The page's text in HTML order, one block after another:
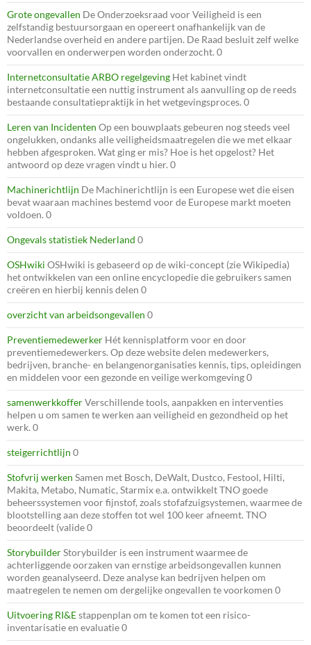
Grote ongevallen De Onderzoeksraad voor Veiligheid is een
zelfstandig bestuursorgaan en opereert onafhankelijk van de
Nederlandse overheid en andere partijen. De Raad besluit zelf welke
voorvallen en onderwerpen worden onderzocht. 0
Internetconsultatie ARBO regelgeving Het kabinet vindt
internetconsultatie een nuttig instrument als aanvulling op de reeds
bestaande consultatiepraktijk in het wetgevingsproces. 0
Leren van Incidenten Op een bouwplaats gebeuren nog steeds veel
ongelukken, ondanks alle veiligheidsmaatregelen die we met elkaar
hebben afgesproken. Wat ging er mis? Hoe is het opgelost? Het
antwoord op deze vragen vindt u hier. 0
Machinerichtlijn De Machinerichtlijn is een Europese wet die eisen
bevat waaraan machines bestemd voor de Europese markt moeten
voldoen. 0
Ongevals statistiek Nederland 0
OSHwiki OSHwiki is gebaseerd op de wiki-concept (zie Wikipedia)
het ontwikkelen van een online encyclopedie die gebruikers samen
creëren en hierbij kennis delen 0
overzicht van arbeidsongevallen 0
Preventiemedewerker Hét kennisplatform voor en door
preventiemedewerkers. Op deze website delen medewerkers,
bedrijven, branche- en belangenorganisaties kennis, tips, opleidingen
en middelen voor een gezonde en veilige werkomgeving 0
samenwerkkofferVerschillende tools, aanpakken en interventies
helpen u om samen te werken aan veiligheid en gezondheid op het
werk. 0
steigerrichtlijn 0
Stofvrij werken Samen met Bosch, DeWalt, Dustco, Festool, Hilti,
Makita, Metabo, Numatic, Starmix e.a. ontwikkelt TNO goede
beheerssystemen voor fijnstof, zoals stofafzuigsystemen, waarmee de
blootstelling aan deze stoffen tot wel 100 keer afneemt. TNO
beoordeelt (valide 0
StorybuilderStorybuilder is een instrument waarmee de
achterliggende oorzaken van ernstige arbeidsongevallen kunnen
worden geanalyseerd. Deze analyse kan bedrijven helpen om
maatregelen te nemen om dergelijke ongevallen te voorkomen 0
Uitvoering RI&Estappenplan om te komen tot een risico-
inventarisatie en evaluatie 0